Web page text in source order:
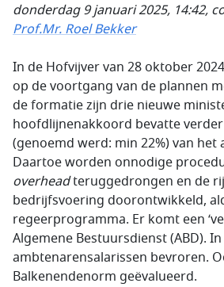
donderdag 9 januari 2025, 14:42,
Prof.Mr. Roel Bekker
In de Hofvijver van 28 oktober
op de voortgang van de plannen
de formatie zijn drie nieuwe
hoofdlijnenakkoord bevatte
(genoemd werd: min 22%) van het
Daartoe worden onnodige
overheadteruggedrongen en de
bedrijfsvoering doorontwikkeld,
regeerprogramma. Er komt een
Algemene Bestuursdienst (ABD).
ambtenarensalarissen bevroren.
Balkenendenorm geëvalueerd.